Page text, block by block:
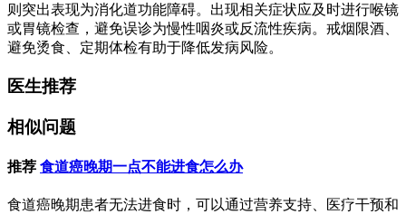
则突出表现为消化道功能障碍。出现相关症状应及时进行喉镜
或胃镜检查，避免误诊为慢性咽炎或反流性疾病。戒烟限酒、
避免烫食、定期体检有助于降低发病风险。
医生推荐
相似问题
推荐 食道癌晚期一点不能进食怎么办
食道癌晚期患者无法进食时，可以通过营养支持、医疗干预和